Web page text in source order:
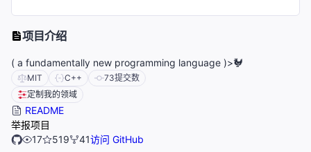
项目介绍
( a fundamentally new programming language )>🐓
MIT C++ 73提交数
定制我的领域
README
举报项目
17
519 41访问 GitHub